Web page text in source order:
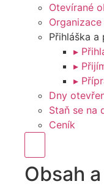
Otevírané
Přihláška
▸
▸
▸
Dny
Staň se na
Ceník
Obsah